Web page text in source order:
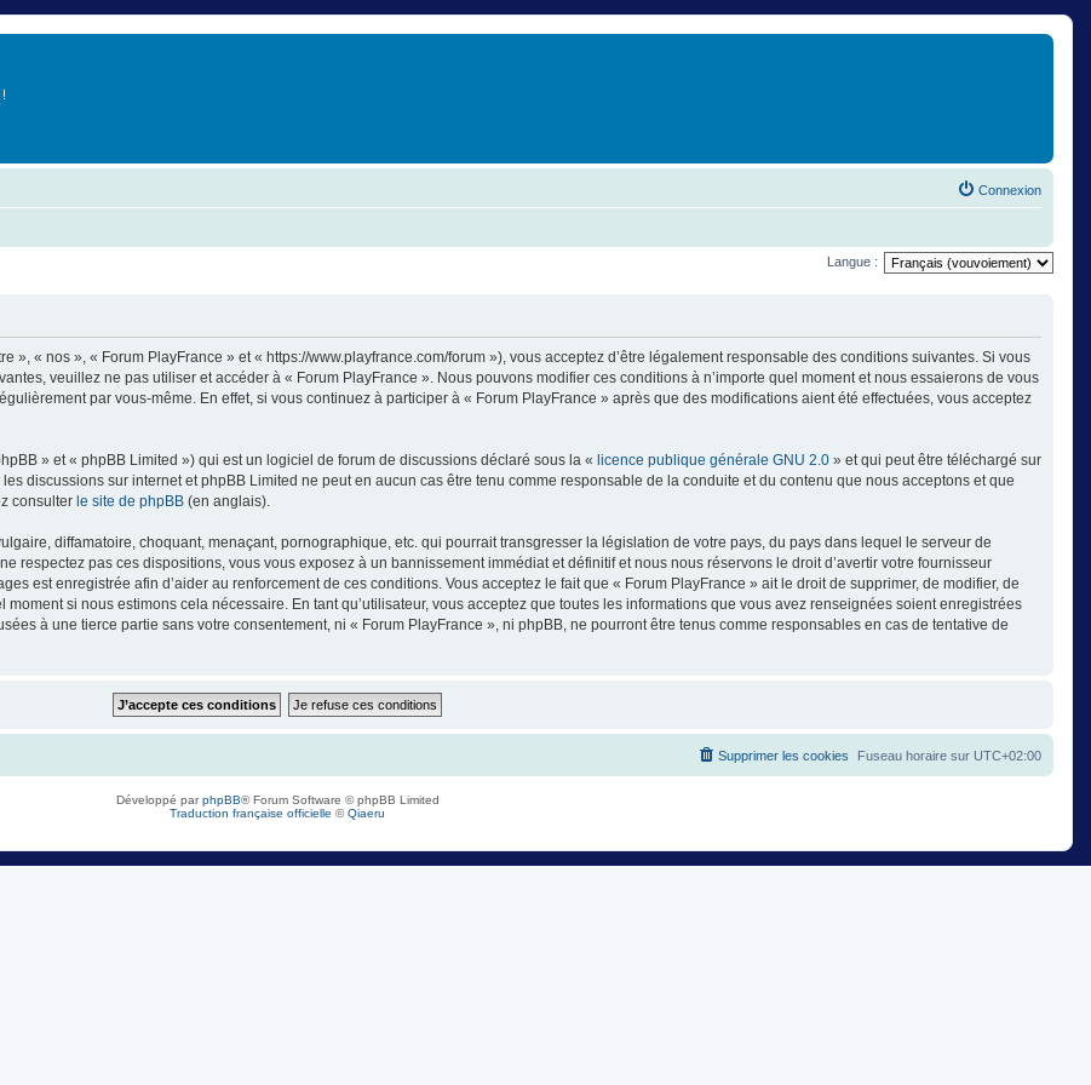
Connexion
Langue :
», « nos », « Forum PlayFrance » et « https://www.playfrance.com/forum »), vous acceptez d’être légalement responsable des conditions suivantes. Si vous
veuillez ne pas utiliser et accéder à « Forum PlayFrance ». Nous pouvons modifier ces conditions à n’importe quel moment et nous essaierons de vous
par vous-même. En effet, si vous continuez à participer à « Forum PlayFrance » après que des modifications aient été effectuées, vous acceptez
» et « phpBB Limited ») qui est un logiciel de forum de discussions déclaré sous la « licence publique générale GNU 2.0 » et qui peut être téléchargé sur
discussions sur internet et phpBB Limited ne peut en aucun cas être tenu comme responsable de la conduite et du contenu que nous acceptons et que
consulter le site de phpBB (en anglais).
diffamatoire, choquant, menaçant, pornographique, etc. qui pourrait transgresser la législation de votre pays, du pays dans lequel le serveur de
respectez pas ces dispositions, vous vous exposez à un bannissement immédiat et définitif et nous nous réservons le droit d’avertir votre fournisseur
est enregistrée afin d’aider au renforcement de ces conditions. Vous acceptez le fait que « Forum PlayFrance » ait le droit de supprimer, de modifier, de
si nous estimons cela nécessaire. En tant qu’utilisateur, vous acceptez que toutes les informations que vous avez renseignées soient enregistrées
à une tierce partie sans votre consentement, ni « Forum PlayFrance », ni phpBB, ne pourront être tenus comme responsables en cas de tentative de
Fuseau horaire sur UTC+02:00
Supprimer les cookies
Développé parphpBB® Forum Software © phpBB Limited
Traduction française officielle ©Qiaeru